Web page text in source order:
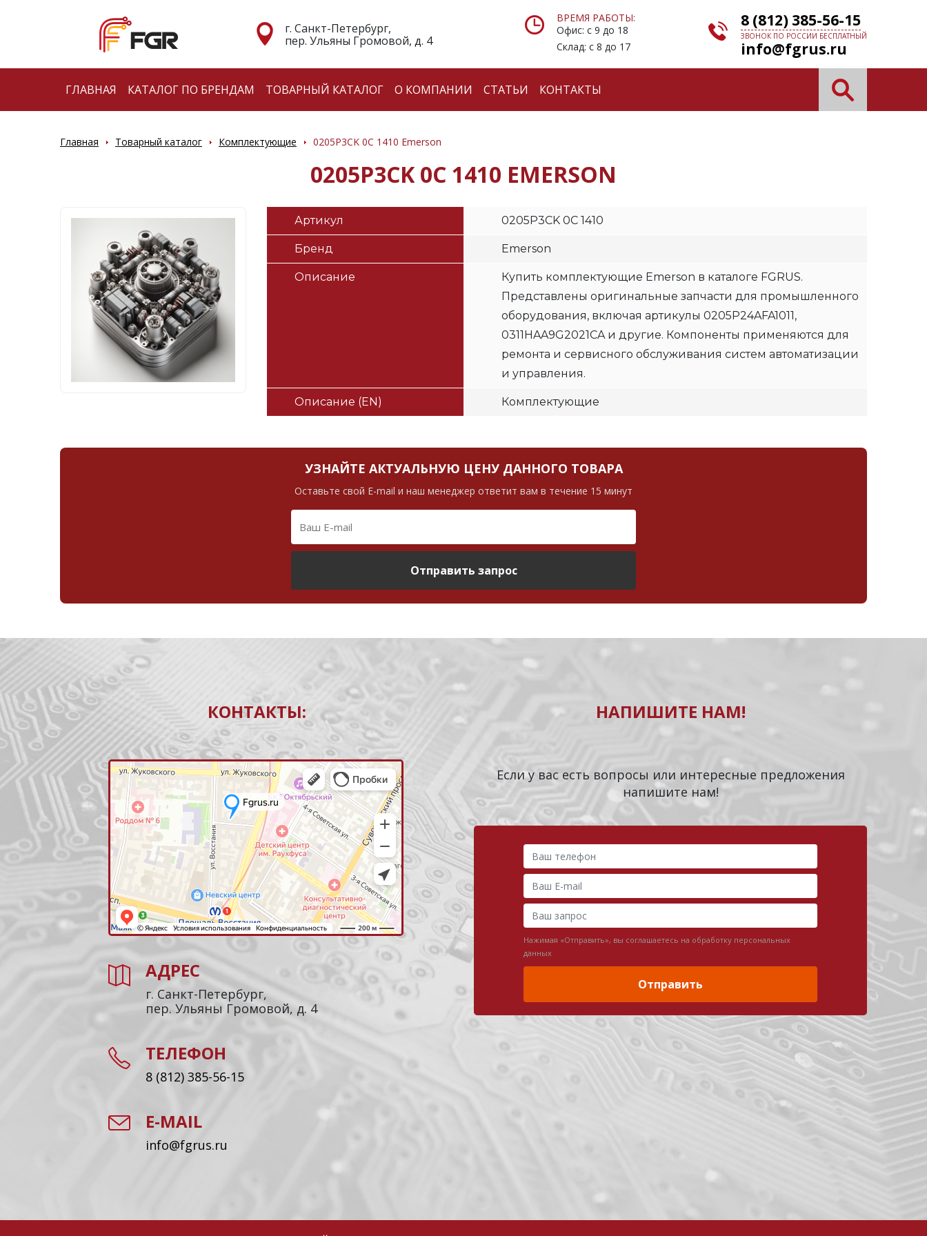
г. Санкт-Петербург,
пер. Ульяны Громовой, д. 4
ВРЕМЯ РАБОТЫ:
Офис: с 9 до 18
Склад: с 8 до 17
8 (812) 385-56-15
ЗВОНОК ПО РОССИИ БЕСПЛАТНЫЙ
info@fgrus.ru
ГЛАВНАЯ КАТАЛОГ ПО БРЕНДАМ ТОВАРНЫЙ КАТАЛОГ О КОМПАНИИ СТАТЬИ КОНТАКТЫ
Главная Товарный каталог Комплектующие 0205P3CK 0C 1410 Emerson
0205P3CK 0C 1410 EMERSON
Артикул 0205P3CK 0C 1410
Бренд Emerson
Описание
Купить комплектующие Emerson в каталоге FGRUS.
Представлены оригинальные запчасти для промышленного
оборудования, включая артикулы 0205P24AFA1011,
0311HAA9G2021CA и другие. Компоненты применяются для
ремонта и сервисного обслуживания систем автоматизации
и управления.
Описание (EN) Комплектующие
УЗНАЙТЕ АКТУАЛЬНУЮ ЦЕНУ ДАННОГО ТОВАРА
Оставьте свой E-mail и наш менеджер ответит вам в течение 15 минут
Отправить запрос
КОНТАКТЫ:
АДРЕС
г. Санкт-Петербург,
пер. Ульяны Громовой, д. 4
ТЕЛЕФОН
8 (812) 385-56-15
E-MAIL
info@fgrus.ru
НАПИШИТЕ НАМ!
Если у вас есть вопросы или интересные предложения
напишите нам!
Нажимая «Отправить», вы соглашаетесь на обработку персональных
данных
Отправить